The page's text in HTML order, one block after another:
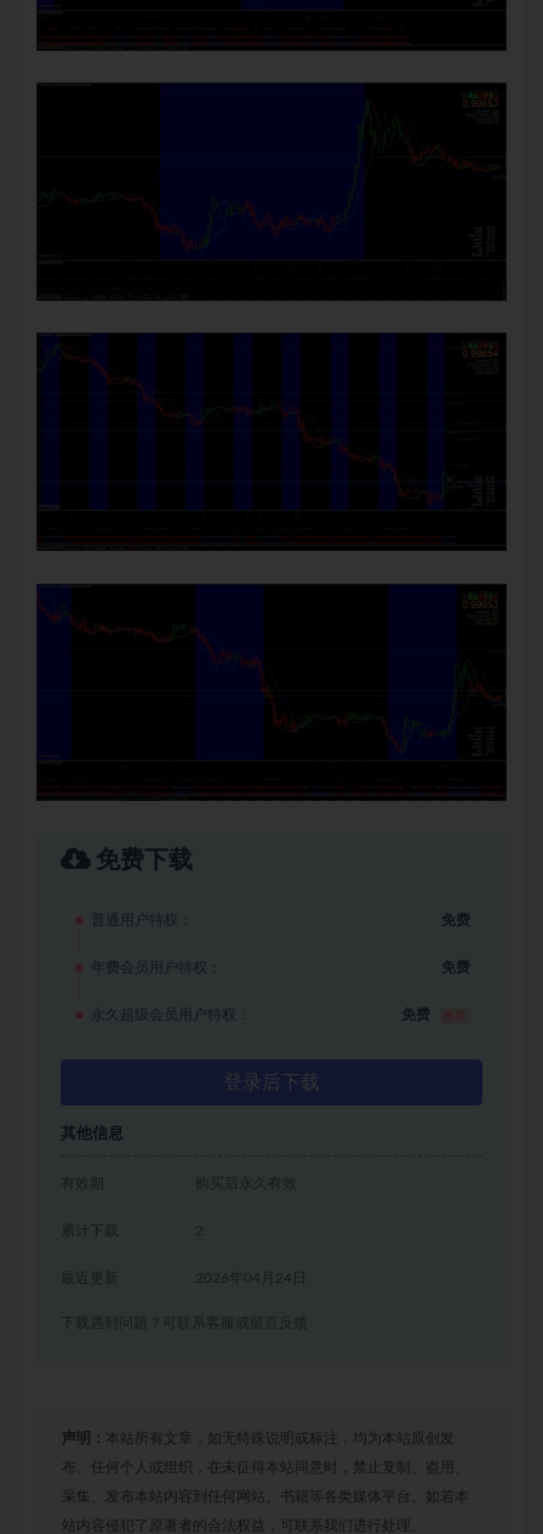
免费下载
普通用户特权： 免费
年费会员用户特权： 免费
永久超级会员用户特权： 免费
登录后下载
其他信息
有效期 购买后永久有效
累计下载 2
2026年04月24日
下载遇到问题？可联系客服或留言反馈
声明： 本站所有文章，如无特殊说明或标注，均为本站原创发
布。任何个人或组织，在未征得本站同意时，禁止复制、盗用、
采集、发布本站内容到任何网站、书籍等各类媒体平台。如若本
站内容侵犯了原著者的合法权益，可联系我们进行处理。